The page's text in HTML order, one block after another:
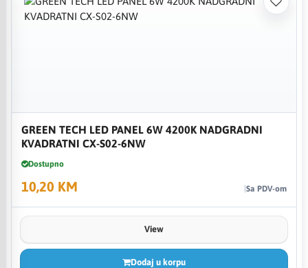
GREEN TECH LED PANEL 6W 4200K NADGRADNI
KVADRATNI CX-S02-6NW
Dostupno
10,20 KM Sa PDV-om
View
Dodaj u korpu